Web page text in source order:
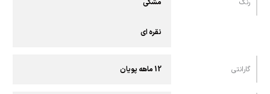
رنگ مشکی
نقره ای
گارانتی 12 ماهه پویان